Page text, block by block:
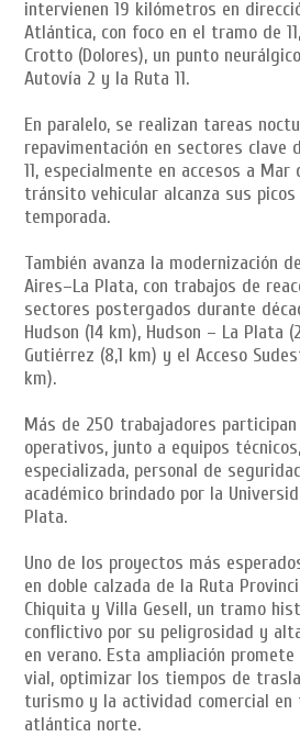
intervienen 19 kilómetros en
Atlántica, con foco en el tramo de
Crotto (Dolores), un punto
Autovía 2 y la Ruta 11.
En paralelo, se realizan tareas
repavimentación en sectores clave
11, especialmente en accesos a
tránsito vehicular alcanza sus
temporada.
También avanza la modernización
Aires–La Plata, con trabajos de
sectores postergados durante
Hudson (14 km), Hudson – La Plata
Gutiérrez (8,1 km) y el Acceso
km).
Más de 250 trabajadores
operativos, junto a equipos
especializada, personal de
académico brindado por la
Plata.
Uno de los proyectos más
en doble calzada de la Ruta
Chiquita y Villa Gesell, un tramo
conflictivo por su peligrosidad y
en verano. Esta ampliación
vial, optimizar los tiempos de
turismo y la actividad comercial en
atlántica norte.